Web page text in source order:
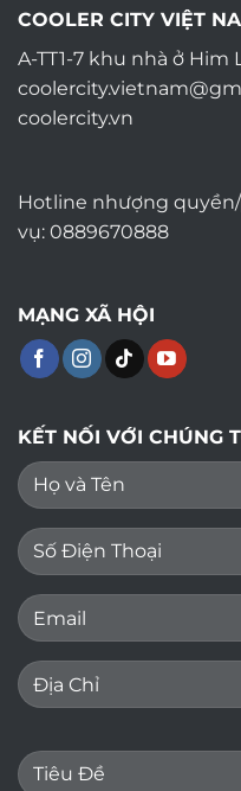
COOLER CITY VIỆT
A-TT1-7 khu nhà ở Him
coolercity.vn
Hotline nhượng
vụ: 0889670888
MẠNG XÃ HỘI
KẾT NỐI VỚI CHÚNG